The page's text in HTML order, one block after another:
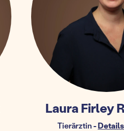
Laura Firley
Tierärztin-